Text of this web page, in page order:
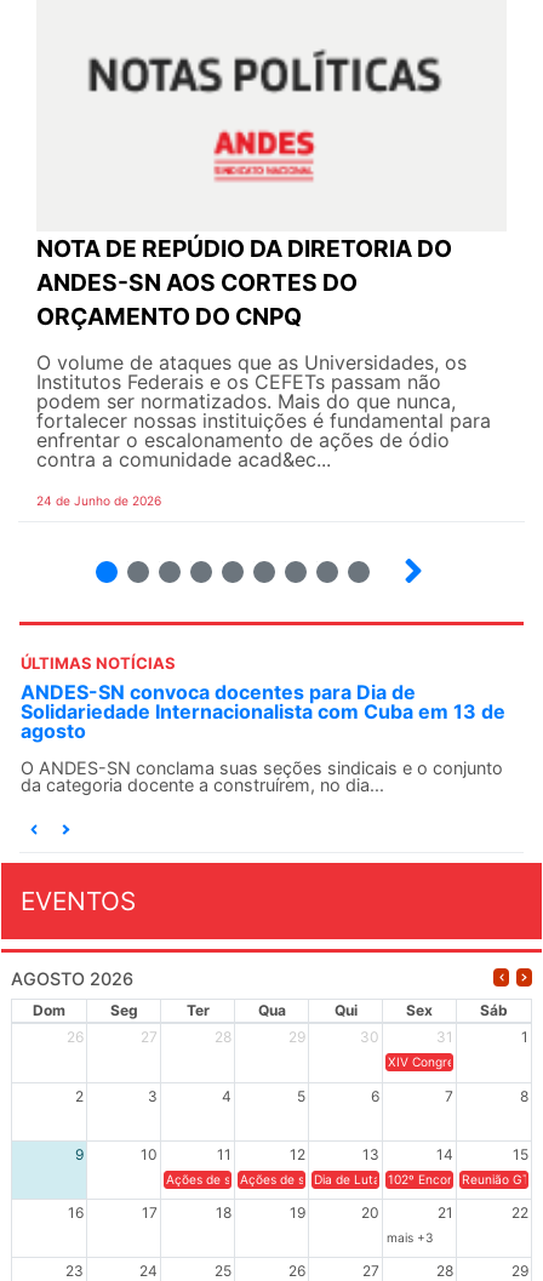
NOTA DE REPÚDIO DA DIRETORIA DO
ANDES-SN AOS CORTES DO
ORÇAMENTO DO CNPQ
O volume de ataques que as Universidades, os
Institutos Federais e os CEFETs passam não
podem ser normatizados. Mais do que nunca,
fortalecer nossas instituições é fundamental para
enfrentar o escalonamento de ações de ódio
contra a comunidade acad&ec...
24 de Junho de 2026
ÚLTIMAS NOTÍCIAS
ANDES-SN convoca docentes para Dia de
Solidariedade Internacionalista com Cuba em 13 de
agosto
O ANDES-SN conclama suas seções sindicais e o conjunto
da categoria docente a construírem, no dia...
EVENTOS
AGOSTO 2026
Dom Seg Ter Qua Qui Sex
Sáb
26
27 28 29 30 31 1
XIV Congresso Brasileiro
2 3 4 5 6 7 8
9 10 11 12 13 14 15
Ações de solidariedade a Cuba no Rio Grande do Sul - 100
Ações de solidariedade a Cuba no Rio Grande do
Dia de Luta em Defesa de Cuba e da
102º Encontro da
Reunião
16 17 18 19 20 21 22
mais +3
23 24 25 26 27 28 29